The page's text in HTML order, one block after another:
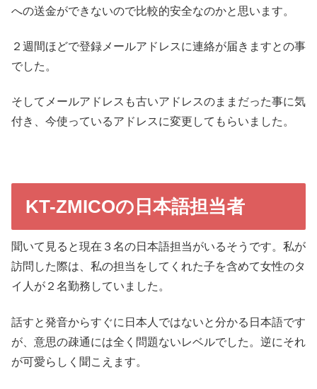
への送金ができないので比較的安全なのかと思います。
２週間ほどで登録メールアドレスに連絡が届きますとの事
でした。
そしてメールアドレスも古いアドレスのままだった事に気
付き、今使っているアドレスに変更してもらいました。
KT-ZMICOの日本語担当者
聞いて見ると現在３名の日本語担当がいるそうです。私が
訪問した際は、私の担当をしてくれた子を含めて女性のタ
イ人が２名勤務していました。
話すと発音からすぐに日本人ではないと分かる日本語です
が、意思の疎通には全く問題ないレベルでした。逆にそれ
が可愛らしく聞こえます。